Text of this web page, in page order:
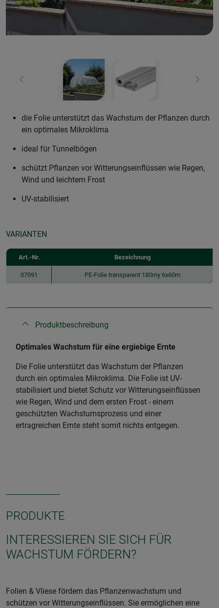
Zurück Weiter
die Folie unterstützt das Wachstum der Pflanzen durch
ein optimales Mikroklima
ideal für Tunnelbögen
schützt Pflanzen vor Witterungseinflüssen wie Regen,
Wind und leichtem Frost
UV-stabilisiert
VARIANTEN
Art.-Nr. Bezeichnung
07091 PE-Folie transparent 180my 6x60m
Produktbeschreibung
Optimales Wachstum für eine ergiebige Ernte
Die Folie unterstützt das Wachstum der Pflanzen
durch ein optimales Mikroklima. Die Folie ist UV-
stabilisiert und bietet Schutz vor Witterungseinflüssen
wie Regen, Wind und dem ersten Frost - einem
geschützten Wachstumsprozess und einer
ertragreichen Ernte steht somit nichts entgegen.
PRODUKTE
INTERESSIEREN SIE SICH FÜR
WACHSTUM FÖRDERN?
Folien & Vliese fördern das Pflanzenwachstum und
schützen vor Witterungseinflüssen. Sie ermöglichen eine